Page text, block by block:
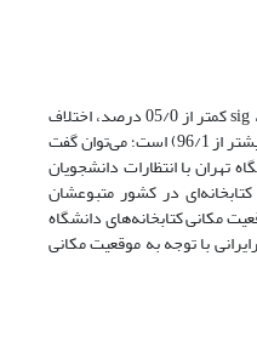
چنان‌که در جدول 7 مشاهده می‌شود، sig کمتر از 05/0 درصد، اختلاف
میانگین 102/0 و آماره t برابر 97/1 (بیشتر از 96/1) است؛ می‌توان گفت
تهران با انتظارات دانشجویان
در کشور متبوعشان
مکانی کتابخانه‌های دانشگاه
با توجه به موقعیت مکانی